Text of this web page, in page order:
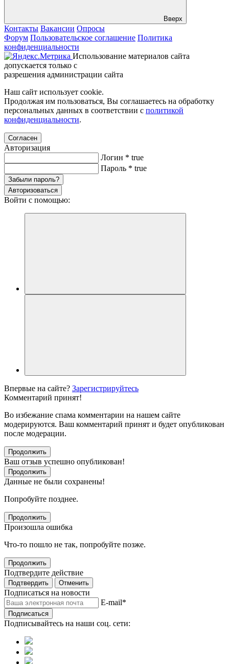
Вверх
Контакты Вакансии Опросы
Форум Пользовательское соглашение Политика
конфиденциальности
Использование материалов сайта
допускается только с
разрешения администрации сайта
Наш сайт использует cookie.
Продолжая им пользоваться, Вы соглашаетесь на обработку
персональных данных в соответствии с политикой
конфиденциальности.
Согласен
Авторизация
Логин * true
Пароль * true
Забыли пароль?
Авторизоваться
Войти с помощью:
Впервые на сайте? Зарегистрируйтесь
Комментарий принят!
Во избежание спама комментарии на нашем сайте
модерируются. Ваш комментарий принят и будет опубликован
после модерации.
Продолжить
Ваш отзыв успешно опубликован!
Продолжить
Данные не были сохранены!
Попробуйте позднее.
Продолжить
Произошла ошибка
Что-то пошло не так, попробуйте позже.
Продолжить
Подтвердите действие
Подтвердить Отменить
Подписаться на новости
E-mail*
Подписаться
Подписывайтесь на наши соц. сети: